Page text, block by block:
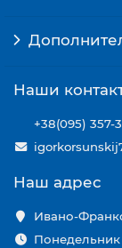
Наши
+38(095) 357-
Наш адрес
Ивано-
Понедельник